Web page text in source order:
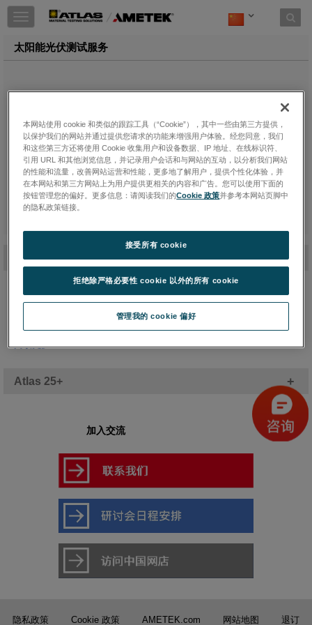
Toggle
navigation
太阳能光伏测试服务
您的产品能否抵抗非常恶劣的环境条件？Atlas测试服务为制造商
提供了所需数据，以证明长期耐用性并支持保修和性能表现声明，
同时降低与售后市场产品失败相关的成本。
太阳能测试服务
通过全球曝晒场网络、自然和加速测试方法、I-V曲线测定和对单
个测试样品、组件和完整系统的日光辐射测量，Atlas Testing
Services提供了耐久性和性能/合格测试。
阅读更多
Atlas 25+ +
加入交流
隐私政策 Cookie 政策 AMETEK.com 网站地图 退订
本网站使用 cookie 和类似的跟踪工具（“Cookie”），其中一些由第三方提供，
以保护我们的网站并通过提供您请求的功能来增强用户体验。经您同意，我们
和这些第三方还将使用 Cookie 收集用户和设备数据、IP 地址、在线标识符、
引用 URL 和其他浏览信息，并记录用户会话和与网站的互动，以分析我们网站
的性能和流量，改善网站运营和性能，更多地了解用户，提供个性化体验，并
在本网站和第三方网站上为用户提供更相关的内容和广告。您可以使用下面的
按钮管理您的偏好。更多信息：请阅读我们的Cookie 政策并参考本网站页脚中
的隐私政策链接。
管理我的 cookie 偏好
拒绝除严格必要性 cookie 以外的所有 cookie
接受所有 cookie